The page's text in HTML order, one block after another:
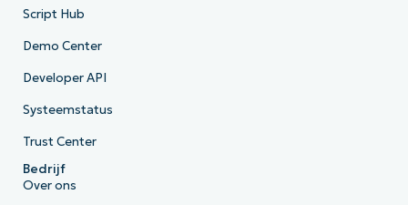
Script Hub
Demo Center
Developer API
Systeemstatus
Trust Center
Bedrijf
Over ons